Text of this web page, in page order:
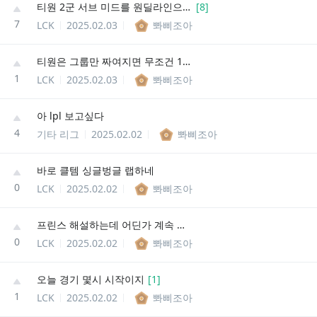
7
티원 2군 서브 미드를 원딜라인으로 포변시킴 [8]
LCK
2025.02.03 뽜삐조아
1
티원은 그룹만 짜여지면 무조건 1등한다는 이야기가 있다.
LCK
2025.02.03 뽜삐조아
4
아 lpl 보고싶다
기타 리그
2025.02.02 뽜삐조아
0
바로 클템 싱글벙글 랩하네
LCK
2025.02.02 뽜삐조아
0
프린스 해설하는데 어딘가 계속 빡쳐있음
LCK
2025.02.02 뽜삐조아
1
오늘 경기 몇시 시작이지 [1]
LCK
2025.02.02 뽜삐조아